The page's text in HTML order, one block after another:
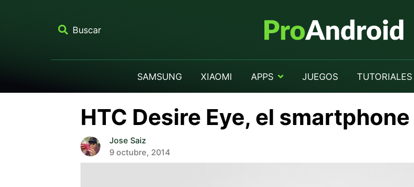
Buscar
SAMSUNG XIAOMI APPS JUEGOS TUTORIALES
HTC Desire Eye, el
Jose Saiz
9 octubre, 2014